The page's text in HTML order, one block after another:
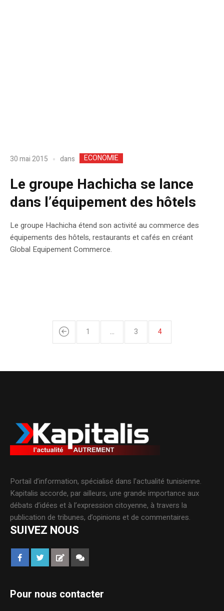
30 mai 2015 dans ECONOMIE
Le groupe Hachicha se lance
dans l’équipement des hôtels
Le groupe Hachicha étend son activité au commerce des
équipements des hôtels, restaurants et cafés en créant
Global Equipement Commerce.
1 … 3 4
Portail d’information, spécialisé dans l’actualité tunisienne.
Kapitalis accorde, par ailleurs, une grande importance aux
débats d’idées et à l’expression citoyenne, à travers la
publication de tribunes, d’opinions et de commentaires.
SUIVEZ NOUS
Pour nous contacter